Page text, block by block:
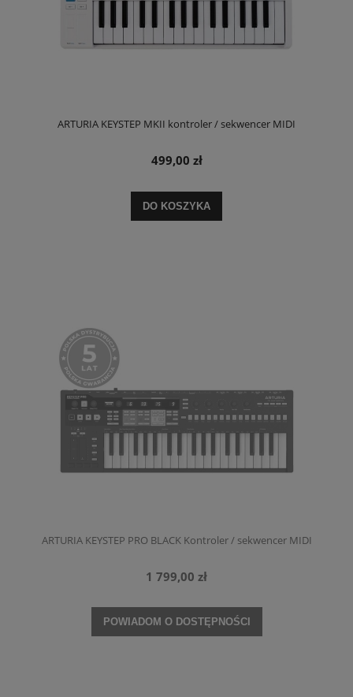
ARTURIA KEYSTEP MKII kontroler / sekwencer MIDI
499,00 zł
DO KOSZYKA
ARTURIA KEYSTEP PRO BLACK Kontroler / sekwencer MIDI
1 799,00 zł
POWIADOM O DOSTĘPNOŚCI